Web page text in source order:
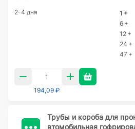
2-4 дня 1 +
6 +
12 +
24 +
47 +
194,09 ₽
Трубы и короба для
втомобильная